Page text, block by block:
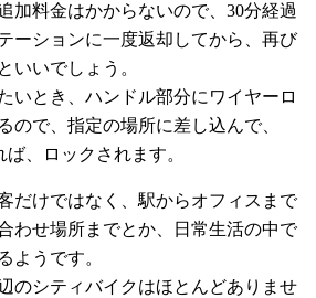
加料金はかからないので、30分経過
ーションに一度返却してから、再び
いいでしょう。
いとき、ハンドル部分にワイヤーロ
ので、指定の場所に差し込んで、
、ロックされます。
だけではなく、駅からオフィスまで
わせ場所までとか、日常生活の中で
ようです。
のシティバイクはほとんどありませ